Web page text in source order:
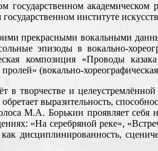
институте
прекрасными вокальными
эпизоды в вокально-
композиция «Проводы
(вокально-
и целеустремлённой
выразительность,
М.А. Борькин проявляет себя
«На серебряной реке»,
дисциплинированность,